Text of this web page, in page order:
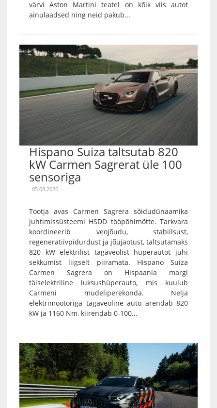
värvi Aston Martini teatel on kõik viis autot
ainulaadsed ning neid pakub...
Hispano Suiza taltsutab 820
kW Carmen Sagrerat üle 100
sensoriga
05.08.2026
Tootja avas Carmen Sagrera sõidudünaamika
juhtimissüsteemi HSDD tööpõhimõtte. Tarkvara
koordineerib veojõudu, stabiilsust,
regeneratiivpidurdust ja jõujaotust, taltsutamaks
820 kW elektrilist tagaveolist hüperautot juhi
sekkumist liigselt piiramata. Hispano Suiza
Carmen Sagrera on Hispaania margi
täiselektriline luksushüperauto, mis kuulub
Carmeni mudeliperekonda. Nelja
elektrimootoriga tagaveoline auto arendab 820
kW ja 1160 Nm, kiirendab 0-100...